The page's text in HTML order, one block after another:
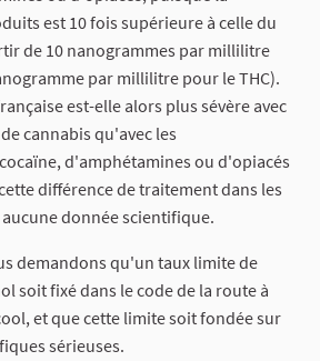
est 10 fois supérieure à celle du
de 10 nanogrammes par millilitre
par millilitre pour le THC).
est-elle alors plus sévère avec
cannabis qu'avec les
d'amphétamines ou d'opiacés
différence de traitement dans les
donnée scientifique.
demandons qu'un taux limite de
soit fixé dans le code de la route à
et que cette limite soit fondée sur
sérieuses.